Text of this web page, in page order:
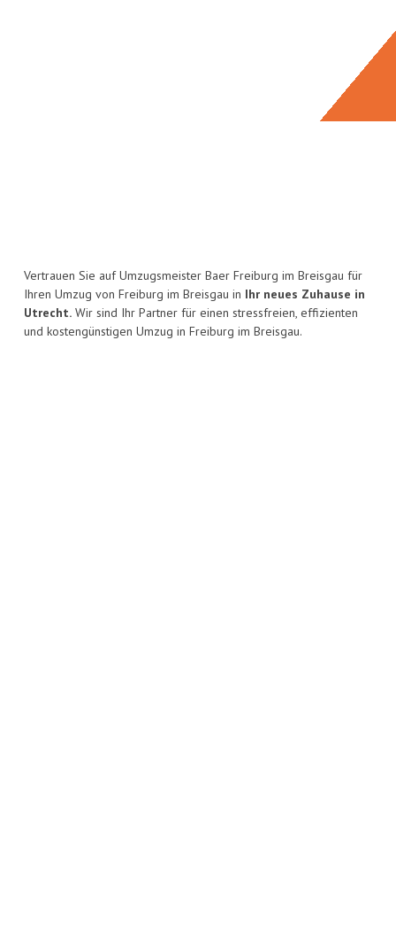
Vertrauen Sie auf Umzugsmeister Baer Freiburg im Breisgau für
Ihren Umzug von Freiburg im Breisgau in Ihr neues Zuhause in
Utrecht. Wir sind Ihr Partner für einen stressfreien, effizienten
und kostengünstigen Umzug in Freiburg im Breisgau.